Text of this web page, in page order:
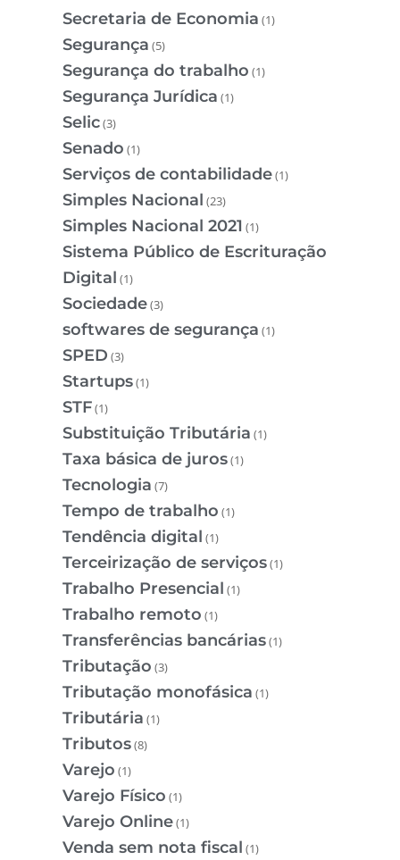
Secretaria de Economia (1)
Segurança (5)
Segurança do trabalho (1)
Segurança Jurídica (1)
Selic(3)
Senado (1)
Serviços de contabilidade(1)
Simples Nacional (23)
Simples Nacional 2021 (1)
Sistema Público de Escrituração
Digital (1)
Sociedade(3)
softwares de segurança (1)
SPED (3)
Startups(1)
STF(1)
Substituição Tributária (1)
Taxa básica de juros(1)
Tecnologia (7)
Tempo de trabalho (1)
Tendência digital (1)
Terceirização de serviços(1)
Trabalho Presencial (1)
Trabalho remoto (1)
Transferências bancárias(1)
Tributação (3)
Tributação monofásica (1)
Tributária (1)
Tributos(8)
Varejo (1)
Varejo Físico (1)
Varejo Online(1)
Venda sem nota fiscal (1)